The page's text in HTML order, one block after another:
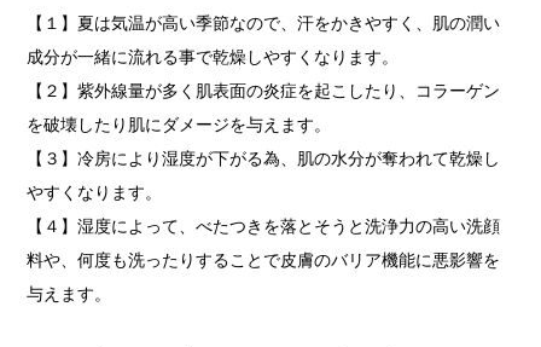
【１】夏は気温が高い季節なので、汗をかきやすく、肌の潤い
成分が一緒に流れる事で乾燥しやすくなります。
【２】紫外線量が多く肌表面の炎症を起こしたり、コラーゲン
を破壊したり肌にダメージを与えます。
【３】冷房により湿度が下がる為、肌の水分が奪われて乾燥し
やすくなります。
【４】湿度によって、べたつきを落とそうと洗浄力の高い洗顔
料や、何度も洗ったりすることで皮膚のバリア機能に悪影響を
与えます。